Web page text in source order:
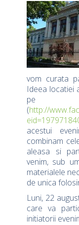
vom curata
Ideea locatiei
pe
(http://
acestui
combinam
aleasa si
venim, sub
materialele
de unica
Luni, 22
care va
initiatorii